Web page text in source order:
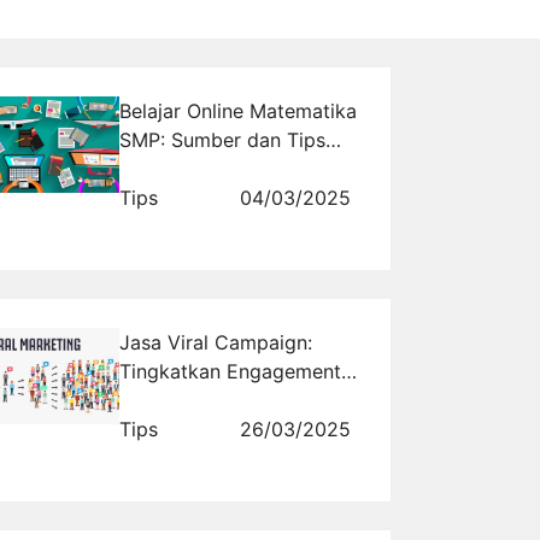
Belajar Online Matematika
SMP: Sumber dan Tips
Terbaik
Tips
04/03/2025
Jasa Viral Campaign:
Tingkatkan Engagement &
Jangkauan Brand Anda!
Tips
26/03/2025